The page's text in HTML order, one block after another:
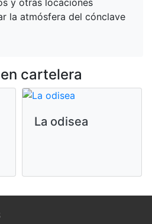
la atmósfera del cónclave
cartelera
La odisea